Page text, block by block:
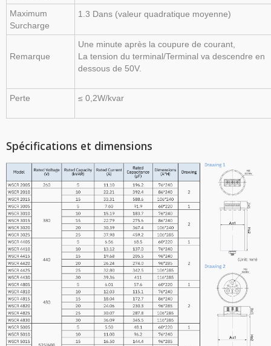
Maximum
Surcharge
1.3 Dans (valeur quadratique moyenne)
Remarque
Une minute après la coupure de courant,
La tension du terminal/Terminal va descendre en
dessous de 50V.
Perte ≤ 0,2W/kvar
Spécifications et dimensions